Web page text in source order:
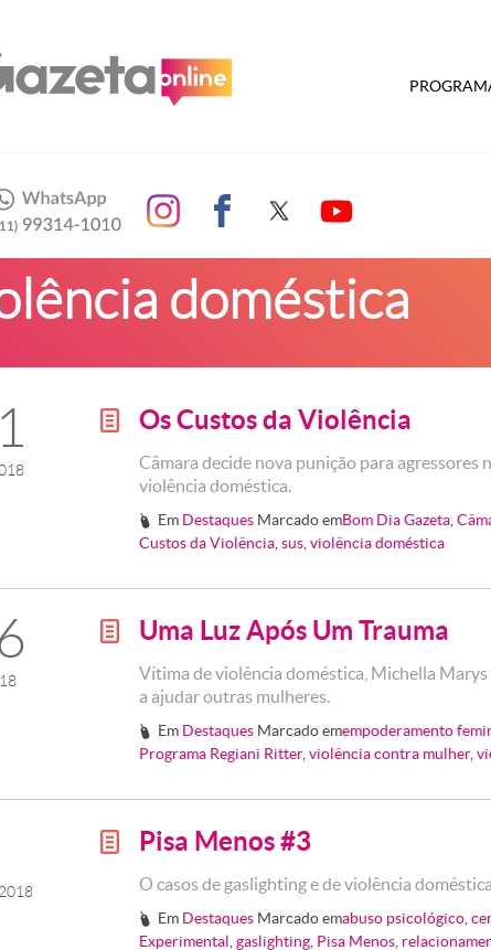
doméstica
g Os Custos da Violência
Câmara decide nova punição para agressores
violência doméstica.
# Em Destaques Marcado emBom Dia Gazeta ,
Custos da Violência sus violência doméstica
g Uma Luz Após Um Trauma
Vítima de violência doméstica, Michella
a ajudar outras mulheres.
# Em Destaques Marcado emempoderamento
Programa Regiani Ritter, violência contra mulher,
g Pisa Menos #3
O casos de gaslighting e de violência
# Em Destaques Marcado emabuso psicológico ,
Experimental gaslighting Pisa Menos